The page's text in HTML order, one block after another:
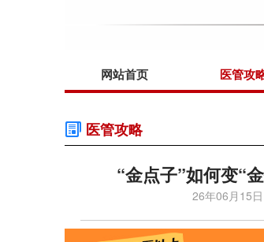
网站首页 医管攻
医管攻略
“金点子”如何变“
26年06月15日